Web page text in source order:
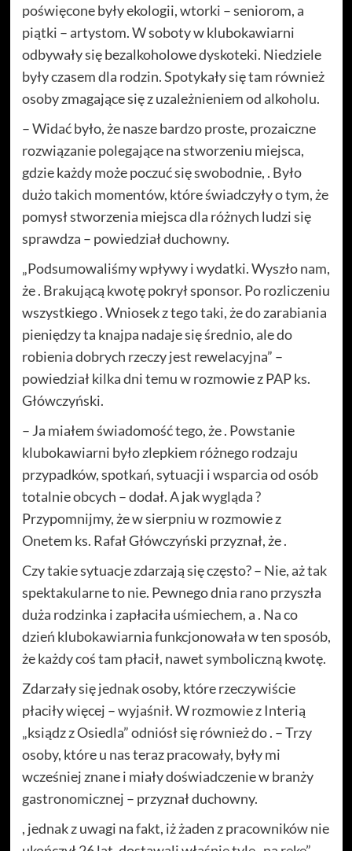
poświęcone były ekologii, wtorki – seniorom, a
piątki – artystom. W soboty w klubokawiarni
odbywały się bezalkoholowe dyskoteki. Niedziele
były czasem dla rodzin. Spotykały się tam również
osoby zmagające się z uzależnieniem od alkoholu.
– Widać było, że nasze bardzo proste, prozaiczne
rozwiązanie polegające na stworzeniu miejsca,
gdzie każdy może poczuć się swobodnie, . Było
dużo takich momentów, które świadczyły o tym, że
pomysł stworzenia miejsca dla różnych ludzi się
sprawdza – powiedział duchowny.
„Podsumowaliśmy wpływy i wydatki. Wyszło nam,
że . Brakującą kwotę pokrył sponsor. Po rozliczeniu
wszystkiego . Wniosek z tego taki, że do zarabiania
pieniędzy ta knajpa nadaje się średnio, ale do
robienia dobrych rzeczy jest rewelacyjna” –
powiedział kilka dni temu w rozmowie z PAP ks.
Główczyński.
– Ja miałem świadomość tego, że . Powstanie
klubokawiarni było zlepkiem różnego rodzaju
przypadków, spotkań, sytuacji i wsparcia od osób
totalnie obcych – dodał. A jak wygląda ?
Przypomnijmy, że w sierpniu w rozmowie z
Onetem ks. Rafał Główczyński przyznał, że .
Czy takie sytuacje zdarzają się często? – Nie, aż tak
spektakularne to nie. Pewnego dnia rano przyszła
duża rodzinka i zapłaciła uśmiechem, a . Na co
dzień klubokawiarnia funkcjonowała w ten sposób,
że każdy coś tam płacił, nawet symboliczną kwotę.
Zdarzały się jednak osoby, które rzeczywiście
płaciły więcej – wyjaśnił. W rozmowie z Interią
„ksiądz z Osiedla” odniósł się również do . – Trzy
osoby, które u nas teraz pracowały, były mi
wcześniej znane i miały doświadczenie w branży
gastronomicznej – przyznał duchowny.
, jednak z uwagi na fakt, iż żaden z pracowników nie